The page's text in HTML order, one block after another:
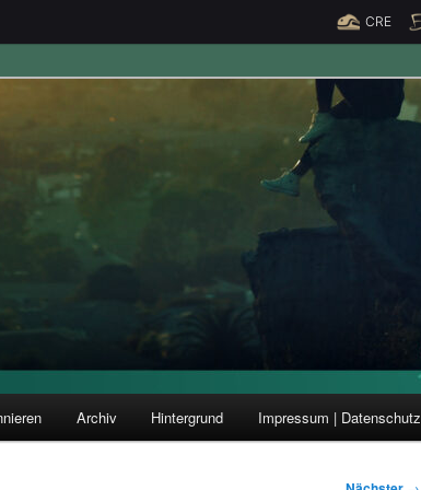
CRE
und Forschung
Archiv Hintergrund Impressum | Datenschutz